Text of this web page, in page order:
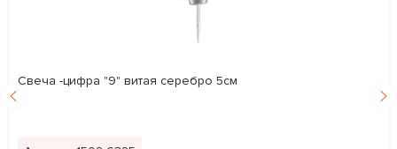
Свеча -цифра "9" витая серебро 5см